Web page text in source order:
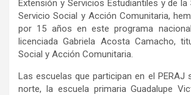
Extensión y Servicios Estudiantiles y de la
Servicio Social y Acción Comunitaria,
por 15 años en este programa
licenciada Gabriela Acosta Camacho,
Social y Acción Comunitaria.
Las escuelas que participan en el PERAJ
norte, la escuela primaria Guadalupe